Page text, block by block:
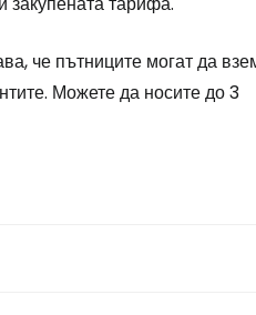
че пътниците могат да
Можете да носите до 3